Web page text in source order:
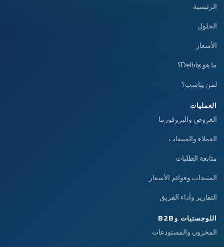
الرئيسية
الحلول
الأسعار
ما هو Delbig؟
لمن يناسب؟
العمليات
العروض والبروفورما
العملاء والمبيعات
متابعة الطلبات
المنتجات وقوائم الأسعار
التقارير وأداء الفريق
اللوجستيات وB2B
المخزون والمستودعات